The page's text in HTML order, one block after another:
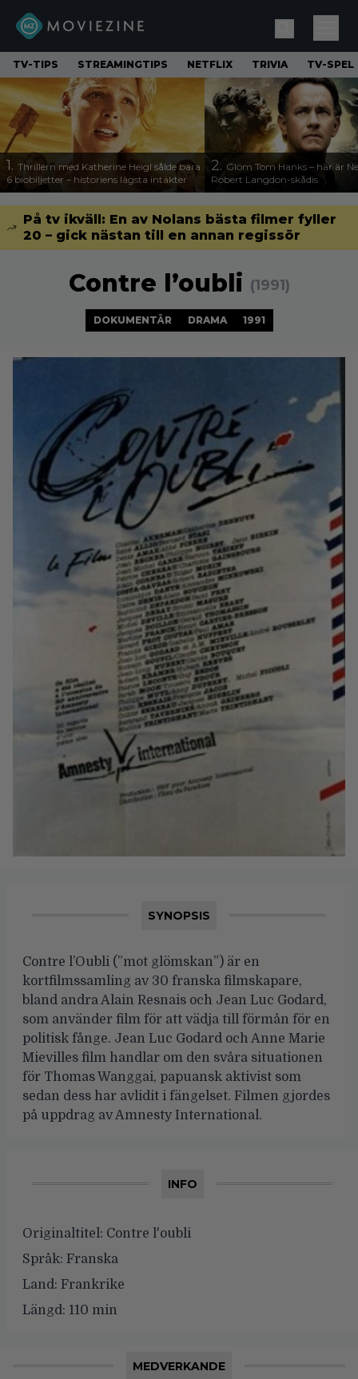
TV-TIPS STREAMINGTIPS NETFLIX TRIVIA TV-SPEL
1. Thrillern med Katherine Heigl sålde bara
6 biobiljetter – historiens lägsta intäkter
2. Glöm Tom Hanks – här är
Robert Langdon-skådis
På tv ikväll: En av Nolans bästa filmer fyller
20 – gick nästan till en annan regissör
Contre l’oubli (1991)
DOKUMENTÄR DRAMA 1991
SYNOPSIS
Contre l’Oubli (”mot glömskan”) är en
kortfilmssamling av 30 franska filmskapare,
bland andra Alain Resnais och Jean Luc Godard,
som använder film för att vädja till förmån för en
politisk fånge. Jean Luc Godard och Anne Marie
Mievilles film handlar om den svåra situationen
för Thomas Wanggai, papuansk aktivist som
sedan dess har avlidit i fängelset. Filmen gjordes
på uppdrag av Amnesty International.
INFO
Originaltitel: Contre l'oubli
Språk: Franska
Land: Frankrike
Längd: 110 min
MEDVERKANDE